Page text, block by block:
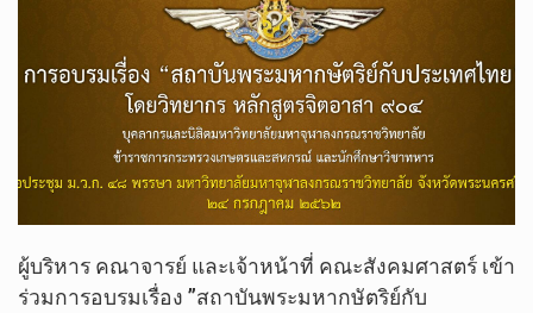
ผู้บริหาร คณาจารย์ และเจ้าหน้าที่ คณะสังคมศาสตร์ เข้า
ร่วมการอบรมเรื่อง ”สถาบันพระมหากษัตริย์กับ